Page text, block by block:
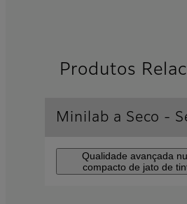
Produtos
Minilab a Seco -
Qualidade avançada
compacto de jato de